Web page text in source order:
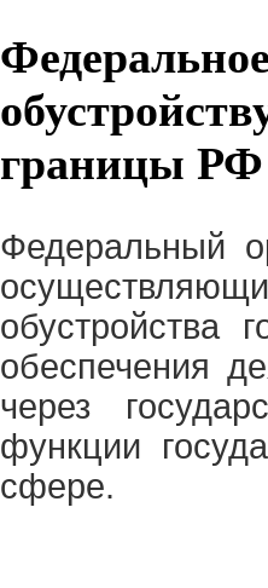
границы РФ
Федеральный
обустройства
обеспечения
через
функции
сфере.